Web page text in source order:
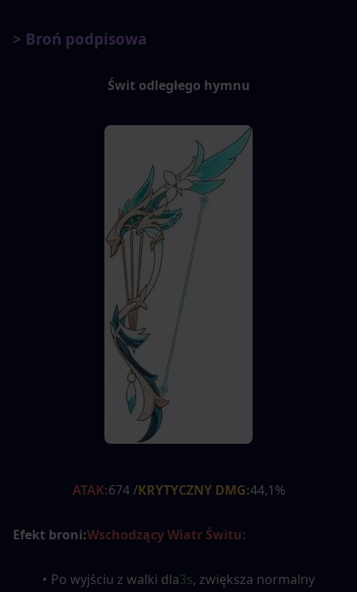
> Broń podpisowa
Świt odległego hymnu
ATAK:674 /KRYTYCZNY DMG:44,1%
Efekt broni:Wschodzący Wiatr Świtu:
Po wyjściu z walki dla3s, zwiększa normalny